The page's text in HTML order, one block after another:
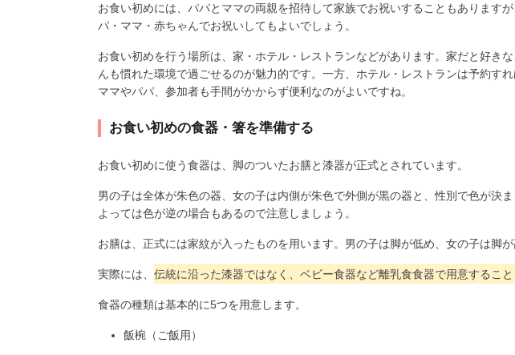
お食い初めには、パパとママの両親を招待して家族でお祝いすることもあります
パ・ママ・赤ちゃんでお祝いしてもよいでしょう。
お食い初めを行う場所は、家・ホテル・レストランなどがあります。家だと好き
んも慣れた環境で過ごせるのが魅力的です。一方、ホテル・レストランは予約すれ
ママやパパ、参加者も手間がかからず便利なのがよいですね。
お食い初めの食器・箸を準備する
お食い初めに使う食器は、脚のついたお膳と漆器が正式とされています。
男の子は全体が朱色の器、女の子は内側が朱色で外側が黒の器と、性別で色が決
よっては色が逆の場合もあるので注意しましょう。
お膳は、正式には家紋が入ったものを用います。男の子は脚が低め、女の子は脚が
実際には、 伝統に沿った漆器ではなく、ベビー食器など離乳食食器で用意するこ
食器の種類は基本的に5つを用意します。
飯椀（ご飯用）